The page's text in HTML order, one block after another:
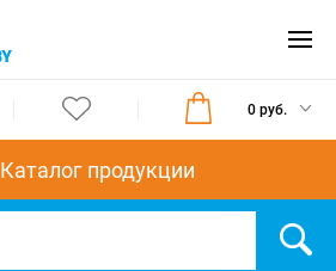
0 руб.
Каталог продукции